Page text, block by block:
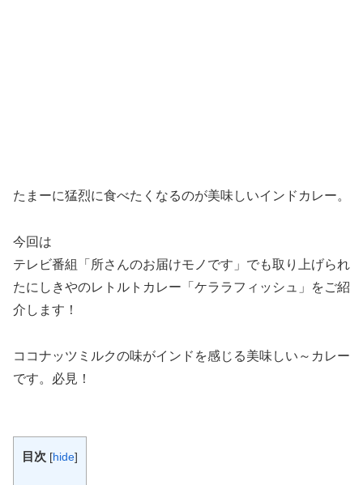
たまーに猛烈に食べたくなるのが美味しいインドカレー。
今回は
テレビ番組「所さんのお届けモノです」でも取り上げられ
たにしきやのレトルトカレー「ケララフィッシュ」をご紹
介します！
ココナッツミルクの味がインドを感じる美味しい～カレー
です。必見！
目次 [hide]